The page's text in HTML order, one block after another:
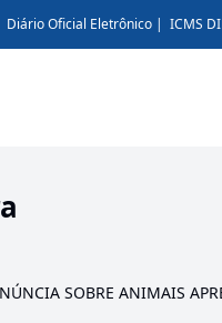
Diário Oficial Eletrônico ICMS
SOBRE ANIMAIS